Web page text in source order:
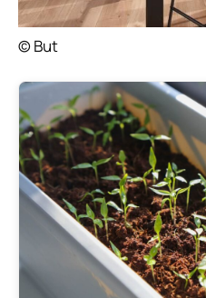
© But